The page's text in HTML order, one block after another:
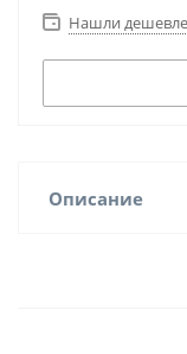
Нашли
Описание